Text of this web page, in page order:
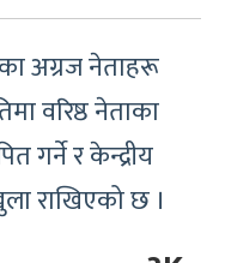
अग्रज नेताहरू
वरिष्ठ नेताका
गर्ने र केन्द्रीय
राखिएको छ ।